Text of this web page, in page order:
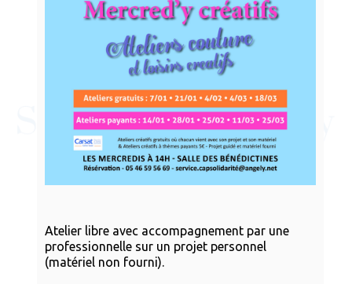
Atelier libre avec accompagnement par une
professionnelle sur un projet personnel
(matériel non fourni).